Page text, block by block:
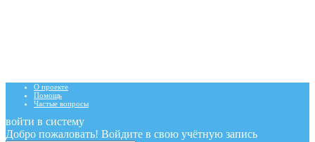
О проекте
Помощь
Частые вопросы
войти в систему
Добро пожаловать! Войдите в свою учётную запись